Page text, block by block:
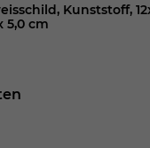
Kunststoff,
5,0 cm
1 Jahr
zu speichern.